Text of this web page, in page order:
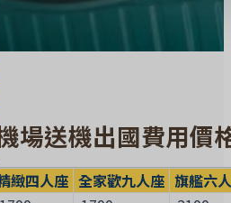
場送機出國費用價
緻四人座 全家歡九人座 旗艦六